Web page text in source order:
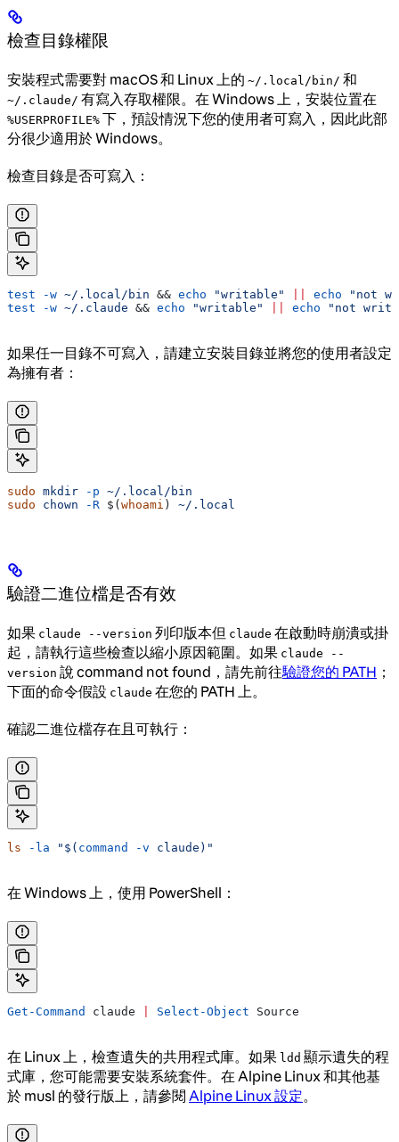
檢查目錄權限
安裝程式需要對 macOS 和 Linux 上的 ~/.local/bin/ 和
~/.claude/ 有寫入存取權限。在 Windows 上，安裝位置在
%USERPROFILE% 下，預設情況下您的使用者可寫入，因此此部
分很少適用於 Windows。
檢查目錄是否可寫入：
test -w ~/.local/bin && echo "writable" echo "not
test -w ~/.claude && echo "writable" echo "not
如果任一目錄不可寫入，請建立安裝目錄並將您的使用者設定
為擁有者：
sudo mkdir -p ~/.local/bin
sudo chown -R $( whoami ) ~/.local
驗證二進位檔是否有效
如果 claude --version 列印版本但 claude 在啟動時崩潰或掛
起，請執行這些檢查以縮小原因範圍。如果 claude --
version 說 command not found，請先前往驗證您的 PATH ；
下面的命令假設 claude 在您的 PATH 上。
確認二進位檔存在且可執行：
ls -la "$( command -v claude)"
在 Windows 上，使用 PowerShell：
Get-Command claude Select-Object Source
在 Linux 上，檢查遺失的共用程式庫。如果 ldd 顯示遺失的程
式庫，您可能需要安裝系統套件。在 Alpine Linux 和其他基
於 musl 的發行版上，請參閱 Alpine Linux 設定。